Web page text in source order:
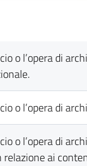
o l’opera di
o l’opera di
o l’opera di
relazione ai